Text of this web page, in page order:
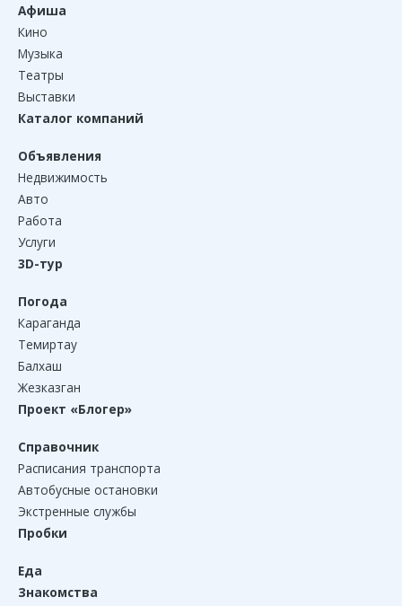
Афиша
Кино
Музыка
Театры
Выставки
Каталог компаний
Объявления
Недвижимость
Авто
Работа
Услуги
3D-тур
Погода
Караганда
Темиртау
Балхаш
Жезказган
Проект «Блогер»
Справочник
Расписания транспорта
Автобусные остановки
Экстренные службы
Пробки
Еда
Знакомства